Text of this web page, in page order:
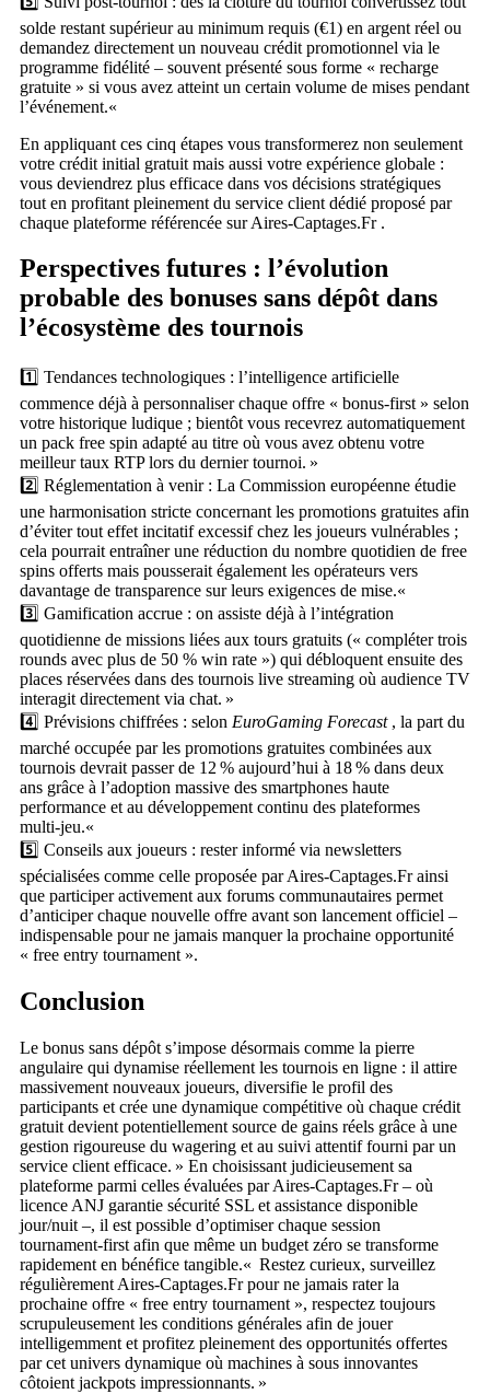
solde restant supérieur au minimum requis (€1) en argent réel ou
demandez directement un nouveau crédit promotionnel via le
programme fidélité – souvent présenté sous forme « recharge
gratuite » si vous avez atteint un certain volume de mises pendant
l’événement.«
En appliquant ces cinq étapes vous transformerez non seulement
votre crédit initial gratuit mais aussi votre expérience globale :
vous deviendrez plus efficace dans vos décisions stratégiques
tout en profitant pleinement du service client dédié proposé par
chaque plateforme référencée sur Aires‑Captages.Fr .
Perspectives futures : l’évolution
probable des bonuses sans dépôt dans
l’écosystème des tournois
1️⃣ Tendances technologiques : l’intelligence artificielle
commence déjà à personnaliser chaque offre « bonus‑first » selon
votre historique ludique ; bientôt vous recevrez automatiquement
un pack free spin adapté au titre où vous avez obtenu votre
meilleur taux RTP lors du dernier tournoi. »
2️⃣ Réglementation à venir : La Commission européenne étudie
une harmonisation stricte concernant les promotions gratuites afin
d’éviter tout effet incitatif excessif chez les joueurs vulnérables ;
cela pourrait entraîner une réduction du nombre quotidien de free
spins offerts mais pousserait également les opérateurs vers
davantage de transparence sur leurs exigences de mise.«
3️⃣ Gamification accrue : on assiste déjà à l’intégration
quotidienne de missions liées aux tours gratuits (« compléter trois
rounds avec plus de 50 % win rate ») qui débloquent ensuite des
places réservées dans des tournois live streaming où audience TV
interagit directement via chat. »
4️⃣ Prévisions chiffrées : selon EuroGaming Forecast, la part du
marché occupée par les promotions gratuites combinées aux
tournois devrait passer de 12 % aujourd’hui à 18 % dans deux
ans grâce à l’adoption massive des smartphones haute
performance et au développement continu des plateformes
multi‑jeu.«
5️⃣ Conseils aux joueurs : rester informé via newsletters
spécialisées comme celle proposée par Aires‑Captages.Fr ainsi
que participer activement aux forums communautaires permet
d’anticiper chaque nouvelle offre avant son lancement officiel –
indispensable pour ne jamais manquer la prochaine opportunité
« free entry tournament ».
Conclusion
Le bonus sans dépôt s’impose désormais comme la pierre
angulaire qui dynamise réellement les tournois en ligne : il attire
massivement nouveaux joueurs, diversifie le profil des
participants et crée une dynamique compétitive où chaque crédit
gratuit devient potentiellement source de gains réels grâce à une
gestion rigoureuse du wagering et au suivi attentif fourni par un
service client efficace. » En choisissant judicieusement sa
plateforme parmi celles évaluées par Aires‑Captages.Fr – où
licence ANJ garantie sécurité SSL et assistance disponible
jour/nuit –, il est possible d’optimiser chaque session
tournament‑first afin que même un budget zéro se transforme
rapidement en bénéfice tangible.« Restez curieux, surveillez
régulièrement Aires‑Captages.Fr pour ne jamais rater la
prochaine offre « free entry tournament », respectez toujours
scrupuleusement les conditions générales afin de jouer
intelligemment et profitez pleinement des opportunités offertes
par cet univers dynamique où machines à sous innovantes
côtoient jackpots impressionnants. »